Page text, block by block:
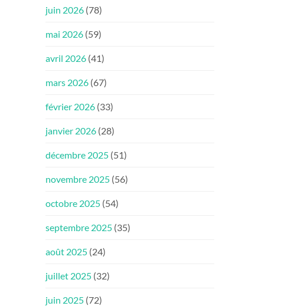
juin 2026 (78)
mai 2026 (59)
avril 2026 (41)
mars 2026 (67)
février 2026 (33)
janvier 2026 (28)
décembre 2025 (51)
novembre 2025 (56)
octobre 2025 (54)
septembre 2025 (35)
août 2025 (24)
juillet 2025 (32)
juin 2025 (72)